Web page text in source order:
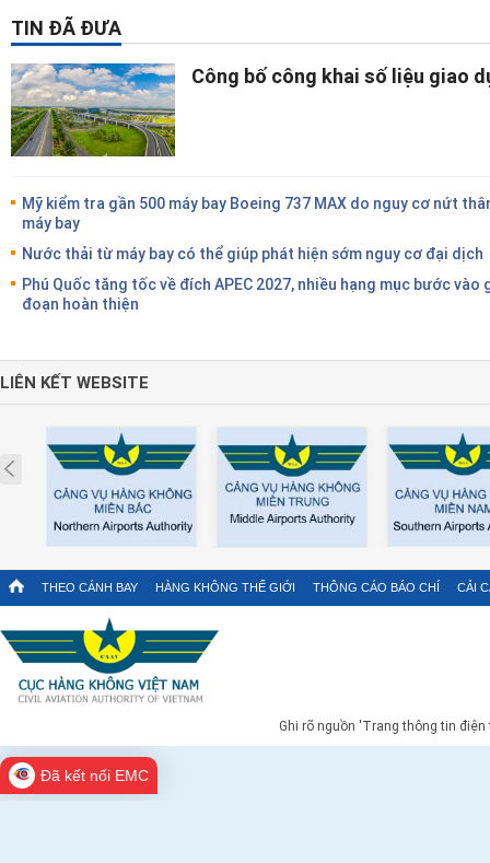
TIN ĐÃ ĐƯA
Công bố công khai số liệu giao
Mỹ kiểm tra gần 500 máy bay Boeing 737 MAX do nguy cơ nứt
máy bay
Nước thải từ máy bay có thể giúp phát hiện sớm nguy cơ đại dịch
Phú Quốc tăng tốc về đích APEC 2027, nhiều hạng mục bước vào
đoạn hoàn thiện
LIÊN KẾT WEBSITE
Prev
THEO CÁNH BAY HÀNG KHÔNG THẾ GIỚI THÔNG CÁO BÁO CHÍ CẢI
Ghi rõ nguồn 'Trang thông tin
Đã kết nối EMC